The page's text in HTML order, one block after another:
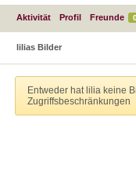
Aktivität Profil Freunde
lilias Bilder
Entweder hat lilia keine
Zugriffsbeschränkungen